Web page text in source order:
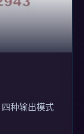
种输出模式